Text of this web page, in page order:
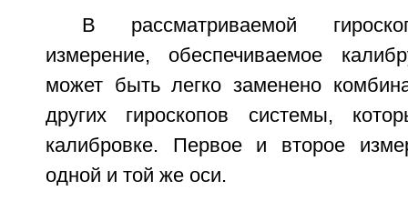
В рассматриваемой
измерение, обеспечиваемое
может быть легко заменено
других гироскопов системы,
калибровке. Первое и второе
одной и той же оси.